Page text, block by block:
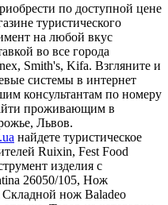
по доступной цене
туристического
на любой вкус
во все города
Smith's, Kifa. Взгляните и
системы в интернет
консультантам по номеру
проживающим в
Львов.
найдете туристическое
Ruixin, Fest Food
изделия с
26050/105, Нож
нож Baladeo